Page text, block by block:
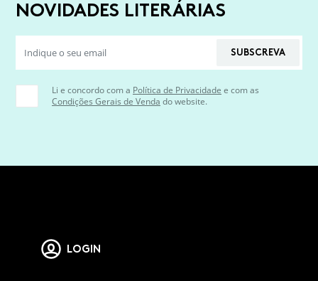
NOVIDADES LITERÁRIAS
SUBSCREVA
Li e concordo com a Política de Privacidade e com as
Condições Gerais de Venda do website.
LOGIN